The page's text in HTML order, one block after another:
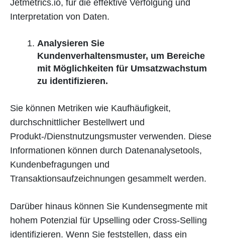
Jetmetrics.io, für die effektive Verfolgung und
Interpretation von Daten.
Analysieren Sie
Kundenverhaltensmuster, um Bereiche
mit Möglichkeiten für Umsatzwachstum
zu identifizieren.
Sie können Metriken wie Kaufhäufigkeit,
durchschnittlicher Bestellwert und
Produkt-/Dienstnutzungsmuster verwenden. Diese
Informationen können durch Datenanalysetools,
Kundenbefragungen und
Transaktionsaufzeichnungen gesammelt werden.
Darüber hinaus können Sie Kundensegmente mit
hohem Potenzial für Upselling oder Cross-Selling
identifizieren. Wenn Sie feststellen, dass ein